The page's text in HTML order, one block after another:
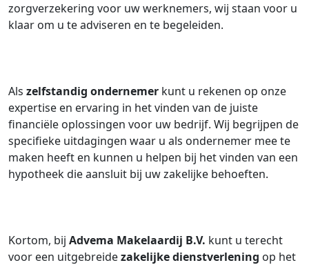
zorgverzekering voor uw werknemers, wij staan voor u
klaar om u te adviseren en te begeleiden.
Als zelfstandig ondernemer kunt u rekenen op onze
expertise en ervaring in het vinden van de juiste
financiële oplossingen voor uw bedrijf. Wij begrijpen de
specifieke uitdagingen waar u als ondernemer mee te
maken heeft en kunnen u helpen bij het vinden van een
hypotheek die aansluit bij uw zakelijke behoeften.
Kortom, bij Advema Makelaardij B.V. kunt u terecht
voor een uitgebreidezakelijke dienstverlening op het